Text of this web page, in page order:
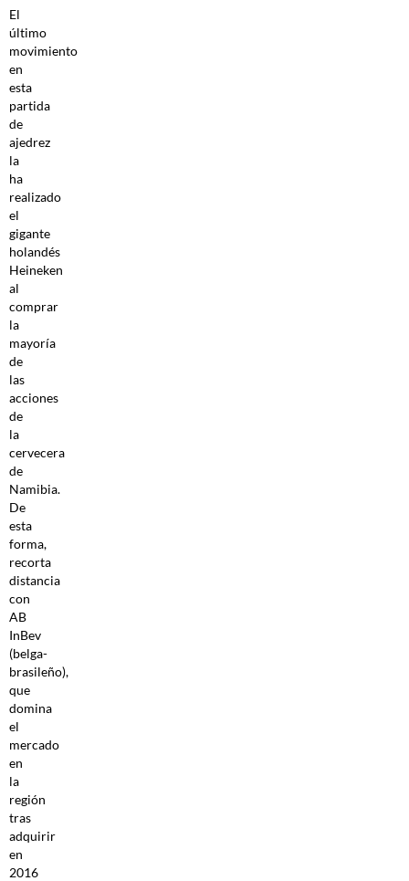
El
último
movimiento
en
esta
partida
de
ajedrez
la
ha
realizado
el
gigante
holandés
Heineken
al
comprar
la
mayoría
de
las
acciones
de
la
cervecera
de
Namibia.
De
esta
forma,
recorta
distancia
con
AB
InBev
(belga-
brasileño),
que
domina
el
mercado
en
la
región
tras
adquirir
en
2016